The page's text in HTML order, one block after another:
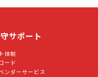
サポート
体制
ード
ンダーサービス